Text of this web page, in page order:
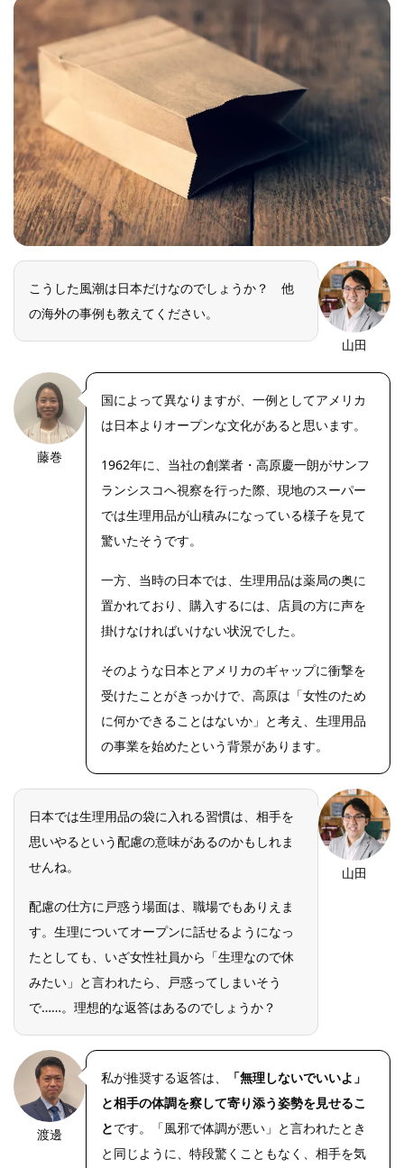
こうした風潮は日本だけなのでしょうか？ 他
の海外の事例も教えてください。
山田
藤巻
国によって異なりますが、一例としてアメリカ
は日本よりオープンな文化があると思います。
1962年に、当社の創業者・高原慶一朗がサンフ
ランシスコへ視察を行った際、現地のスーパー
では生理用品が山積みになっている様子を見て
驚いたそうです。
一方、当時の日本では、生理用品は薬局の奥に
置かれており、購入するには、店員の方に声を
掛けなければいけない状況でした。
そのような日本とアメリカのギャップに衝撃を
受けたことがきっかけで、高原は「女性のため
に何かできることはないか」と考え、生理用品
の事業を始めたという背景があります。
日本では生理用品の袋に入れる習慣は、相手を
思いやるという配慮の意味があるのかもしれま
せんね。
配慮の仕方に戸惑う場面は、職場でもありえま
す。生理についてオープンに話せるようになっ
たとしても、いざ女性社員から「生理なので休
みたい」と言われたら、戸惑ってしまいそう
で……。理想的な返答はあるのでしょうか？
山田
渡邊
私が推奨する返答は、
「無理しないでいいよ」
と相手の体調を察して寄り添う姿勢を見せるこ
とです。「風邪で体調が悪い」と言われたとき
と同じように、特段驚くこともなく、相手を気